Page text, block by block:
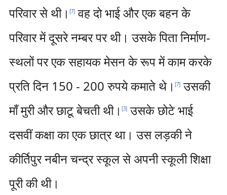
परिवार से थी। [7]वह दो भाई और एक बहन के
परिवार में दूसरे नम्बर पर थी। उसके पिता निर्माण-
स्थलों पर एक सहायक मेसन के रूप में काम करके
प्रति दिन 150 - 200 रुपये कमाते थे। [7]उसकी
माँ मुरी और छाटू बेचती थी। [3]उसके छोटे भाई
दसवीं कक्षा का एक छात्र था। उस लड़की ने
कीर्तिपुर नबीन चन्द्र स्कूल से अपनी स्कूली शिक्षा
पूरी की थी।